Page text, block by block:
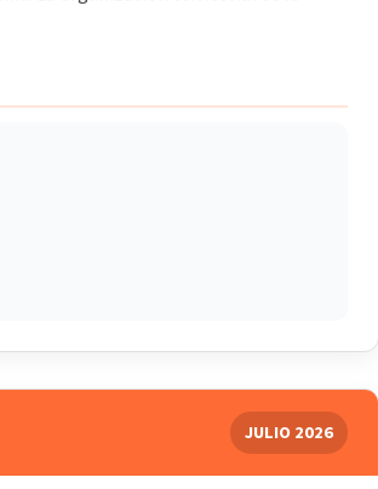
JULIO 2026